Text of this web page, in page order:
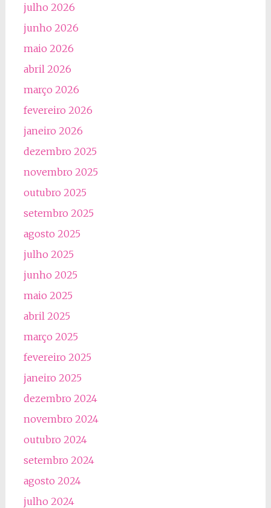
julho 2026
junho 2026
maio 2026
abril 2026
março 2026
fevereiro 2026
janeiro 2026
dezembro 2025
novembro 2025
outubro 2025
setembro 2025
agosto 2025
julho 2025
junho 2025
maio 2025
abril 2025
março 2025
fevereiro 2025
janeiro 2025
dezembro 2024
novembro 2024
outubro 2024
setembro 2024
agosto 2024
julho 2024